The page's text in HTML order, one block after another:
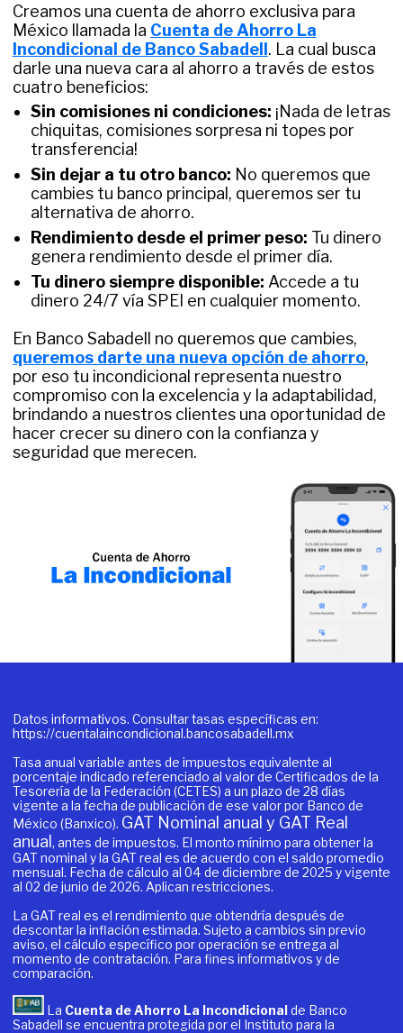
Creamos una cuenta de ahorro exclusiva para
México llamada la Cuenta de Ahorro La
Incondicional de Banco Sabadell. La cual busca
darle una nueva cara al ahorro a través de estos
cuatro beneficios:
Sin comisiones ni condiciones: ¡Nada de letras
chiquitas, comisiones sorpresa ni topes por
transferencia!
Sin dejar a tu otro banco: No queremos que
cambies tu banco principal, queremos ser tu
alternativa de ahorro.
Rendimiento desde el primer peso: Tu dinero
genera rendimiento desde el primer día.
Tu dinero siempre disponible: Accede a tu
dinero 24/7 vía SPEI en cualquier momento.
En Banco Sabadell no queremos que cambies,
queremos darte una nueva opción de ahorro,
por eso tu incondicional representa nuestro
compromiso con la excelencia y la adaptabilidad,
brindando a nuestros clientes una oportunidad de
hacer crecer su dinero con la confianza y
seguridad que merecen.
Datos informativos. Consultar tasas específicas en:
https://cuentalaincondicional.bancosabadell.mx
Tasa anual variable antes de impuestos equivalente al
porcentaje indicado referenciado al valor de Certificados de la
Tesorería de la Federación (CETES) a un plazo de 28 días
vigente a la fecha de publicación de ese valor por Banco de
México (Banxico). GAT Nominal anual y GAT Real
anual, antes de impuestos. El monto mínimo para obtener la
GAT nominal y la GAT real es de acuerdo con el saldo promedio
mensual. Fecha de cálculo al 04 de diciembre de 2025 y vigente
al 02 de junio de 2026. Aplican restricciones.
La GAT real es el rendimiento que obtendría después de
descontar la inflación estimada. Sujeto a cambios sin previo
aviso, el cálculo específico por operación se entrega al
momento de contratación. Para fines informativos y de
comparación.
La Cuenta de Ahorro La Incondicional de Banco
Sabadell se encuentra protegida por el Instituto para la